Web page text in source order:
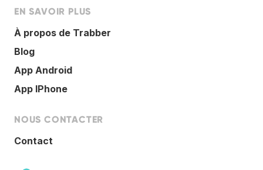
EN SAVOIR PLUS
À propos de Trabber
Blog
App Android
App IPhone
NOUS CONTACTER
Contact